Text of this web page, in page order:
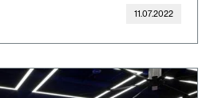
11.07.2022